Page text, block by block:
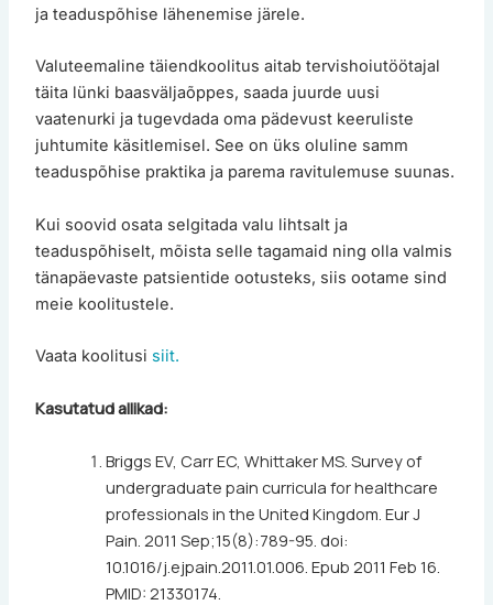
ja teaduspõhise lähenemise järele.
Valuteemaline täiendkoolitus aitab tervishoiutöötajal
täita lünki baasväljaõppes, saada juurde uusi
vaatenurki ja tugevdada oma pädevust keeruliste
juhtumite käsitlemisel. See on üks oluline samm
teaduspõhise praktika ja parema ravitulemuse suunas.
Kui soovid osata selgitada valu lihtsalt ja
teaduspõhiselt, mõista selle tagamaid ning olla valmis
tänapäevaste patsientide ootusteks, siis ootame sind
meie koolitustele.
Vaata koolitusi siit.
Kasutatud allikad:
Briggs EV, Carr EC, Whittaker MS. Survey of
undergraduate pain curricula for healthcare
professionals in the United Kingdom. Eur J
Pain. 2011 Sep;15(8):789-95. doi:
10.1016/j.ejpain.2011.01.006. Epub 2011 Feb 16.
PMID: 21330174.